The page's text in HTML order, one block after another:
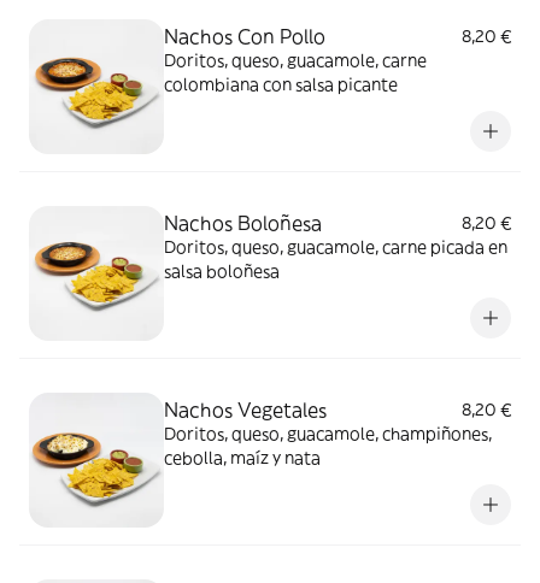
Nachos Con Pollo
8,20 €
Doritos, queso, guacamole, carne
colombiana con salsa picante
Nachos Boloñesa
8,20 €
Doritos, queso, guacamole, carne picada en
salsa boloñesa
Nachos Vegetales
8,20 €
Doritos, queso, guacamole, champiñones,
cebolla, maíz y nata